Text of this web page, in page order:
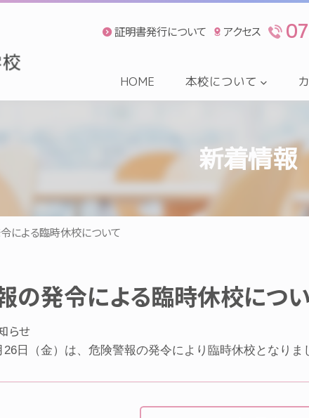
HOME 本校について
証明書発行について アクセス
新着情報
による臨時休校について
の発令による臨時休校につ
らせ
26日（金）は、危険警報の発令により臨時休校となりま